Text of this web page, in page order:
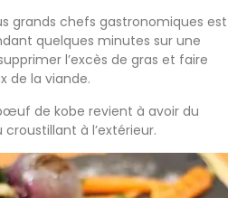
grands chefs gastronomiques est
quelques minutes sur une
l’excès de gras et faire
de la viande.
de kobe revient à avoir du
à l’extérieur.